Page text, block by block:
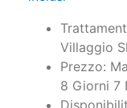
Villaggio
Prezzo:
8 Giorni 7